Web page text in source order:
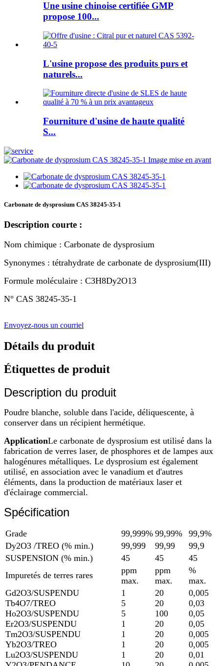
Une usine chinoise certifiée GMP
propose 100...
L'usine propose des produits purs et
naturels...
Fourniture d'usine de haute qualité
S...
Carbonate de dysprosium CAS 38245-35-1
Description courte :
Nom chimique : Carbonate de dysprosium
Synonymes : tétrahydrate de carbonate de dysprosium(III)
Formule moléculaire : C3H8Dy2O13
N° CAS 38245-35-1
Envoyez-nous un courriel
Détails du produit
Étiquettes de produit
Description du produit
Poudre blanche, soluble dans l'acide, déliquescente, à
conserver dans un récipient hermétique.
ApplicationLe carbonate de dysprosium est utilisé dans la
fabrication de verres laser, de phosphores et de lampes aux
halogénures métalliques. Le dysprosium est également
utilisé, en association avec le vanadium et d'autres
éléments, dans la production de matériaux laser et
d'éclairage commercial.
Spécification
Grade 99,999% 99,99%
99,9%
Dy2O3 /TREO (% min.)
99,999 99,99
99,9
SUSPENSION (% min.)
45 45
45
Impuretés de terres rares
ppm
max.
ppm
max.
%
max.
Gd2O3/SUSPENDU
Tb4O7/TREO
Ho2O3/SUSPENDU
Er2O3/SUSPENDU
Tm2O3/SUSPENDU
Yb2O3/TREO
Lu2O3/SUSPENDU
1
5
5
1
1
1
1
20
20
100
20
20
20
20
0,005
0,03
0,05
0,05
0,005
0,005
0,01